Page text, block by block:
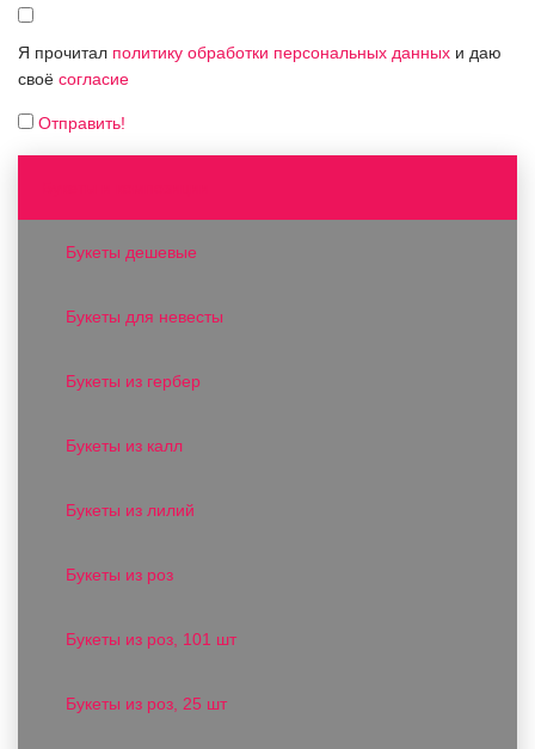
Я прочитал политику обработки персональных данных и даю
своё согласие
Отправить!
Букеты дешевые
Букеты для невесты
Букеты из гербер
Букеты из калл
Букеты из лилий
Букеты из роз
Букеты из роз, 101 шт
Букеты из роз, 25 шт